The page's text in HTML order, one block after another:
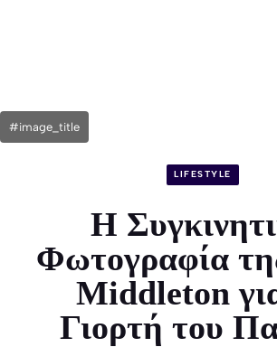
#image_title
LIFESTYLE
Η
Φωτογραφία
Middleton
Γιορτή του